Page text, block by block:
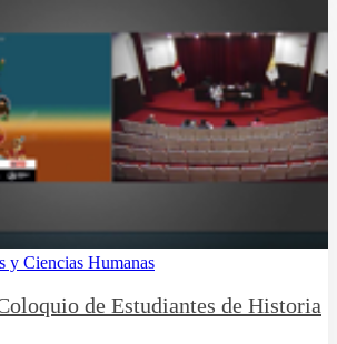
y Ciencias Humanas
de Estudiantes de Historia